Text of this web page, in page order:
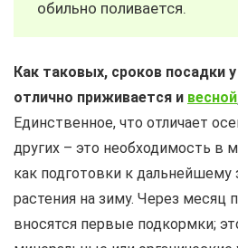
обильно поливается.
Как таковых, сроков посадки
отлично приживается и весной
Единственное, что отличает
других – это необходимость в
как подготовки к
растения на зиму. Через месяц
вносятся первые подкормки;